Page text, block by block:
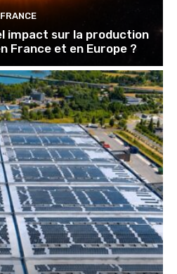
FRANCE
impact sur la production
France et en Europe ?